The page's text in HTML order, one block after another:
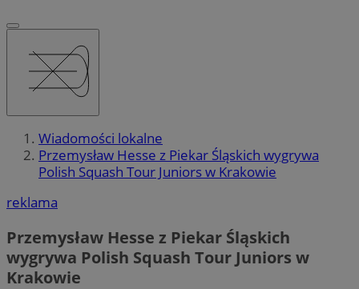
Wiadomości lokalne
Przemysław Hesse z Piekar Śląskich wygrywa
Polish Squash Tour Juniors w Krakowie
reklama
Przemysław Hesse z Piekar Śląskich
wygrywa Polish Squash Tour Juniors w
Krakowie